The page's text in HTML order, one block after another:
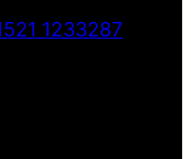
1233287